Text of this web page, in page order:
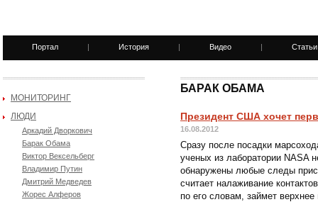
Портал | История | Видео | Статьи
МОНИТОРИНГ
ЛЮДИ
Аркадий Дворкович
Барак Обама
Виктор Вексельберг
Владимир Путин
Дмитрий Медведев
Жорес Алферов
БАРАК ОБАМА
Президент США хочет
16.08.2012
Сразу после посадки
ученых из лаборатории NASA
обнаружены любые следы
считает налаживание
по его словам, займет